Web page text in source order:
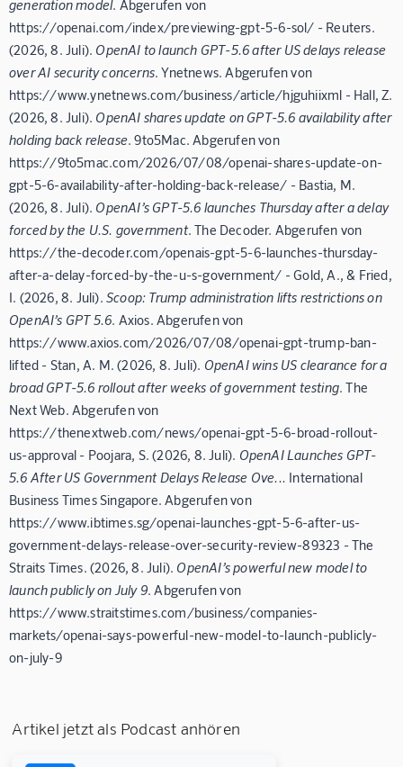
generation model. Abgerufen von
https://openai.com/index/previewing-gpt-5-6-sol/ - Reuters.
(2026, 8. Juli). OpenAI to launch GPT-5.6 after US delays release
over AI security concerns . Ynetnews. Abgerufen von
https://www.ynetnews.com/business/article/hjguhiixml - Hall, Z.
(2026, 8. Juli). OpenAI shares update on GPT-5.6 availability after
holding back release . 9to5Mac. Abgerufen von
https://9to5mac.com/2026/07/08/openai-shares-update-on-
gpt-5-6-availability-after-holding-back-release/ - Bastia, M.
(2026, 8. Juli). OpenAI’s GPT-5.6 launches Thursday after a delay
forced by the U.S. government. The Decoder. Abgerufen von
https://the-decoder.com/openais-gpt-5-6-launches-thursday-
after-a-delay-forced-by-the-u-s-government/ - Gold, A., & Fried,
I. (2026, 8. Juli). Scoop: Trump administration lifts restrictions on
OpenAI’s GPT 5.6 . Axios. Abgerufen von
https://www.axios.com/2026/07/08/openai-gpt-trump-ban-
lifted - Stan, A. M. (2026, 8. Juli). OpenAI wins US clearance for a
broad GPT-5.6 rollout after weeks of government testing . The
Next Web. Abgerufen von
https://thenextweb.com/news/openai-gpt-5-6-broad-rollout-
us-approval - Poojara, S. (2026, 8. Juli). OpenAI Launches GPT-
5.6 After US Government Delays Release Ove...
International
Business Times Singapore. Abgerufen von
https://www.ibtimes.sg/openai-launches-gpt-5-6-after-us-
government-delays-release-over-security-review-89323 - The
Straits Times. (2026, 8. Juli). OpenAI’s powerful new model to
launch publicly on July 9 . Abgerufen von
https://www.straitstimes.com/business/companies-
markets/openai-says-powerful-new-model-to-launch-publicly-
on-july-9
Artikel jetzt als Podcast anhören